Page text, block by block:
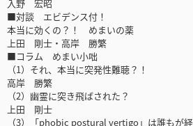
入野 宏昭
■対談 エビデンス付！
本当に効くの？！ めまいの薬
上田 剛士・高岸 勝繁
■コラム めまい小咄
（1）それ、本当に突発性難聴？！
高岸 勝繁
（2）幽霊に突き飛ばされた？
上田 剛士
（3）「phobic postural vertigo」は誰もが